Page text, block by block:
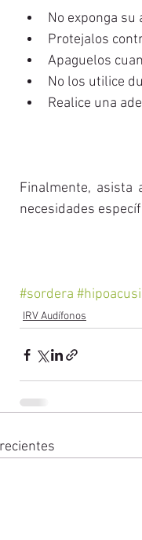
No exponga su
Protejalos
Apaguelos
No los utilice
Realice una
Finalmente, asista
necesidades
#sordera
IRV Audífonos